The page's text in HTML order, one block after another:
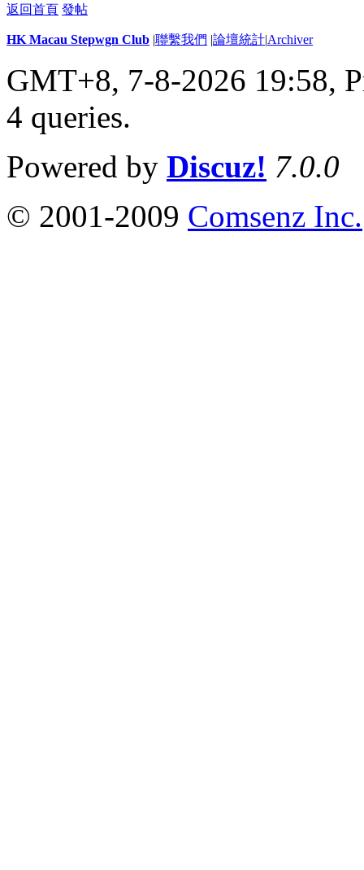
返回首頁 發帖
HK Macau Stepwgn Club |聯繫我們 |論壇統計|Archiver
GMT+8, 7-8-2026 19:58,
4 queries.
Powered by Discuz! 7.0.0
© 2001-2009 Comsenz Inc.